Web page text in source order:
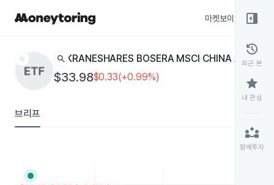
마켓보이스
star search KRANESHARES BOSERA MSCI CHINA A KBA ETF
$33.98$0.33(+0.99%)
브리프
right_panel_open
history
최근 본
star
내 관심
partner_exchange
함께투자